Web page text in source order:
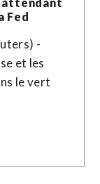
Fed
-
et les
le vert